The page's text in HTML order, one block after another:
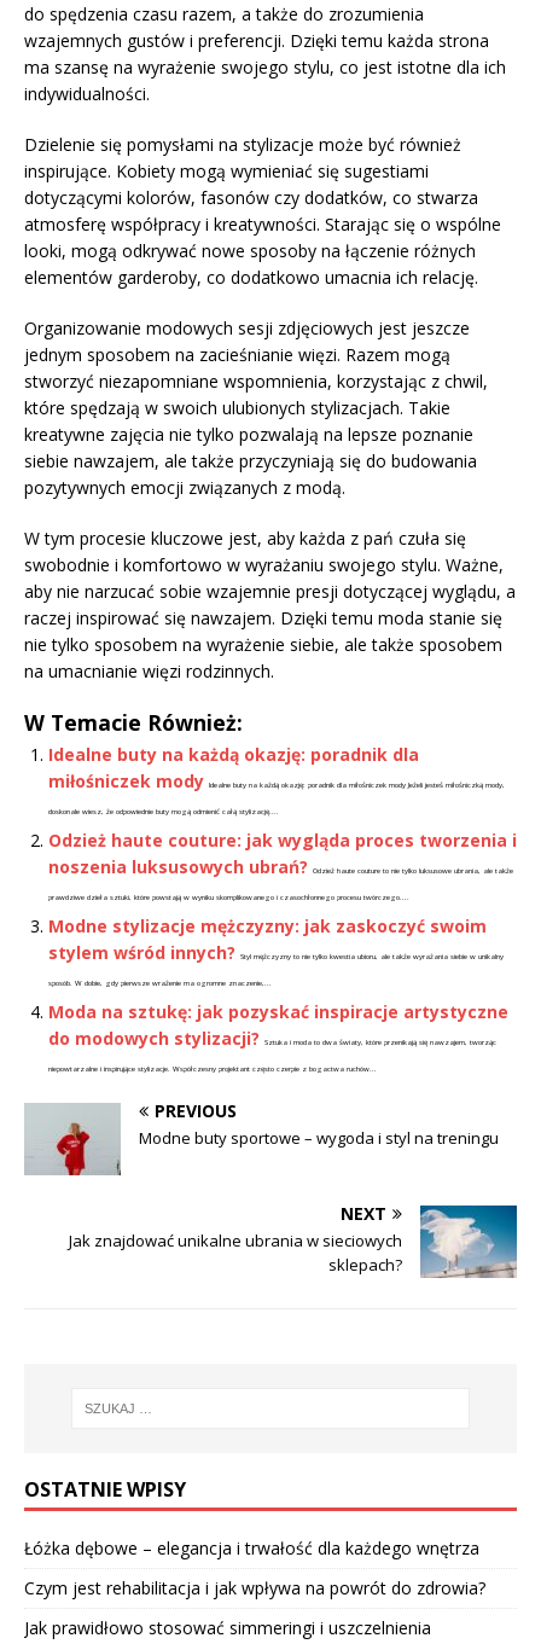
do spędzenia czasu razem, a także do zrozumienia
wzajemnych gustów i preferencji. Dzięki temu każda strona
ma szansę na wyrażenie swojego stylu, co jest istotne dla ich
indywidualności.
Dzielenie się pomysłami na stylizacje może być również
inspirujące. Kobiety mogą wymieniać się sugestiami
dotyczącymi kolorów, fasonów czy dodatków, co stwarza
atmosferę współpracy i kreatywności. Starając się o wspólne
looki, mogą odkrywać nowe sposoby na łączenie różnych
elementów garderoby, co dodatkowo umacnia ich relację.
Organizowanie modowych sesji zdjęciowych jest jeszcze
jednym sposobem na zacieśnianie więzi. Razem mogą
stworzyć niezapomniane wspomnienia, korzystając z chwil,
które spędzają w swoich ulubionych stylizacjach. Takie
kreatywne zajęcia nie tylko pozwalają na lepsze poznanie
siebie nawzajem, ale także przyczyniają się do budowania
pozytywnych emocji związanych z modą.
W tym procesie kluczowe jest, aby każda z pań czuła się
swobodnie i komfortowo w wyrażaniu swojego stylu. Ważne,
aby nie narzucać sobie wzajemnie presji dotyczącej wyglądu, a
raczej inspirować się nawzajem. Dzięki temu moda stanie się
nie tylko sposobem na wyrażenie siebie, ale także sposobem
na umacnianie więzi rodzinnych.
W Temacie Również:
Idealne buty na każdą okazję: poradnik dla
miłośniczek mody Idealne buty na każdą okazję: poradnik dla miłośniczek mody Jeżeli jesteś miłośniczką mody,
doskonale wiesz, że odpowiednie buty mogą odmienić całą stylizację....
Odzież haute couture: jak wygląda proces tworzenia i
noszenia luksusowych ubrań?
Odzież haute couture to nie tylko luksusowe ubrania, ale także
prawdziwe dzieła sztuki, które powstają w wyniku skomplikowanego i czasochłonnego procesu twórczego....
Modne stylizacje mężczyzny: jak zaskoczyć swoim
stylem wśród innych?
Styl mężczyzny to nie tylko kwestia ubioru, ale także wyrażania siebie w unikalny
sposób. W dobie, gdy pierwsze wrażenie ma ogromne znaczenie,...
Moda na sztukę: jak pozyskać inspiracje artystyczne
do modowych stylizacji?
Sztuka i moda to dwa światy, które przenikają się nawzajem, tworząc
niepowtarzalne i inspirujące stylizacje. Współczesny projektant często czerpie z bogactwa ruchów...
PREVIOUS
Modne buty sportowe – wygoda i styl na treningu
NEXT
Jak znajdować unikalne ubrania w sieciowych
sklepach?
OSTATNIE WPISY
Łóżka dębowe – elegancja i trwałość dla każdego wnętrza
Czym jest rehabilitacja i jak wpływa na powrót do zdrowia?
Jak prawidłowo stosować simmeringi i uszczelnienia